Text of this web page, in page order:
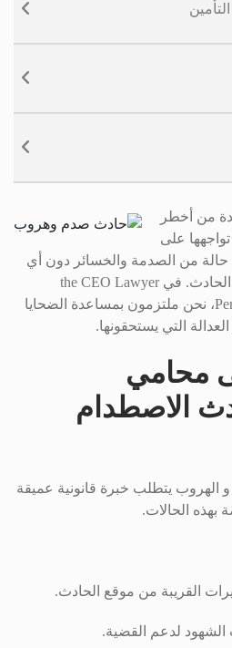
من أخطر
على
حالة من الصدمة والخسائر دون أي
معلومات عن المسؤول عن الحادث. في the CEO Lawyer
Personal Injury Law Firm Firm، نحن ملتزمون بمساعدة الضحايا
التي يستحقونها.
محامي
الاصطدام
و الهروب يتطلب خبرة قانونية عميقة
بهذه الحالات.
القريبة من موقع الحادث.
لدعم القضية.